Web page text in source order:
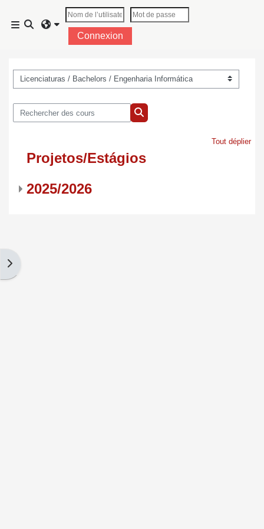
Panneau latéral
Activer/désactiver la saisie de recherche
Connexion
Ouvrir le tiroir des blocs
Catégories de cours
Rechercher des cours
Rechercher des cours
Tout déplier
Projetos/Estágios
2025/2026